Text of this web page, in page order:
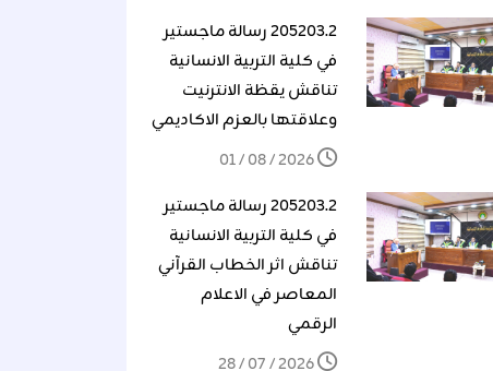
205203.2 رسالة ماجستير
في كلية التربية الانسانية
تناقش يقظة الانترنيت
وعلاقتها بالعزم الاكاديمي
2026 / 08 / 01
205203.2 رسالة ماجستير
في كلية التربية الانسانية
تناقش اثر الخطاب القرآني
المعاصر في الاعلام
الرقمي
2026 / 07 / 28